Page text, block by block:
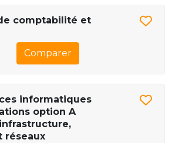
comptabilité et
Comparer
informatiques
option A
réseaux